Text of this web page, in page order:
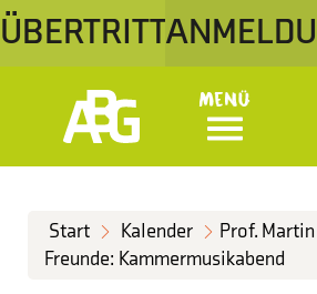
ÜBERTRITT
Menü
Start Kalender
Prof.
Freunde: Kammermusikabend